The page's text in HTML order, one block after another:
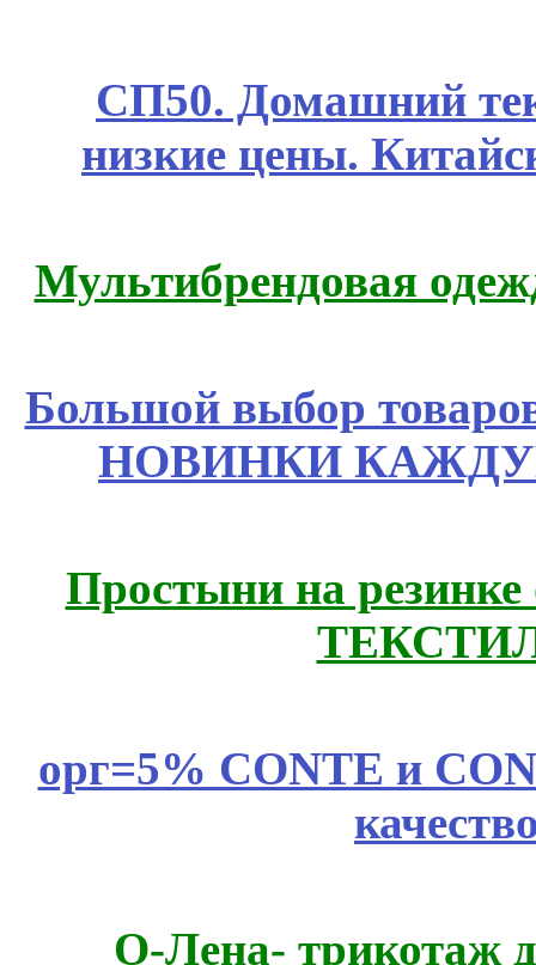
СП50. Домашний
низкие цены.
Мультибрендовая
Большой выбор
НОВИНКИ
Простыни на
орг=5% CONTE и
О-Лена- трикотаж